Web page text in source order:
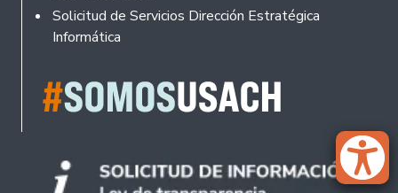
Solicitud de Servicios Dirección Estratégica
Informática